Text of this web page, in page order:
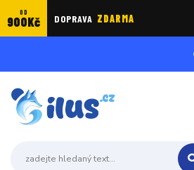
OD
900Kč DOPRAVA ZDARMA